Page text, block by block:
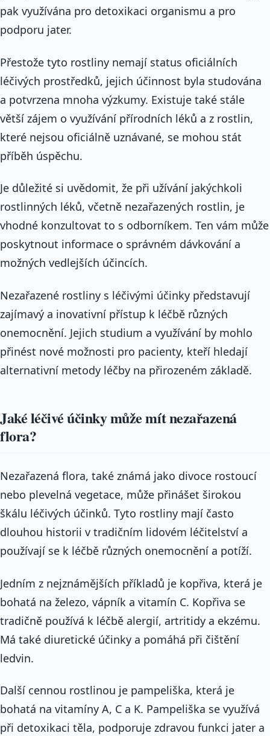
pak využívána pro detoxikaci organismu a pro
podporu jater.
Přestože tyto rostliny nemají status oficiálních
léčivých prostředků, jejich účinnost byla studována
a potvrzena mnoha výzkumy. Existuje také stále
větší zájem o využívání přírodních léků a z rostlin,
které nejsou oficiálně uznávané, se mohou stát
příběh úspěchu.
Je důležité si uvědomit, že při užívání jakýchkoli
rostlinných léků, včetně nezařazených rostlin, je
vhodné konzultovat to s odborníkem. Ten vám může
poskytnout informace o správném dávkování a
možných vedlejších účincích.
Nezařazené rostliny s léčivými účinky představují
zajímavý a inovativní přístup k léčbě různých
onemocnění. Jejich studium a využívání by mohlo
přinést nové možnosti pro pacienty, kteří hledají
alternativní metody léčby na přirozeném základě.
Jaké léčivé účinky může mít nezařazená
flora?
Nezařazená flora, také známá jako divoce rostoucí
nebo plevelná vegetace, může přinášet širokou
škálu léčivých účinků. Tyto rostliny mají často
dlouhou historii v tradičním lidovém léčitelství a
používají se k léčbě různých onemocnění a potíží.
Jedním z nejznámějších příkladů je kopřiva, která je
bohatá na železo, vápník a vitamín C. Kopřiva se
tradičně používá k léčbě alergií, artritidy a ekzému.
Má také diuretické účinky a pomáhá při čištění
ledvin.
Další cennou rostlinou je pampeliška, která je
bohatá na vitamíny A, C a K. Pampeliška se využívá
při detoxikaci těla, podporuje zdravou funkci jater a